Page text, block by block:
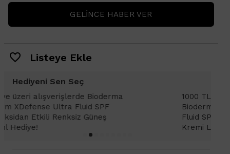
GELINCE HABER VER
Listeye Ekle
Hediyeni Sen Seç
1000 TL ve üzeri alışverişlerinizde
Bioderma Photoderm XDefense Ultra
Fluid SPF 50+ Antioksidan Renkli Güneş
Kremi Light 2ml hediye!